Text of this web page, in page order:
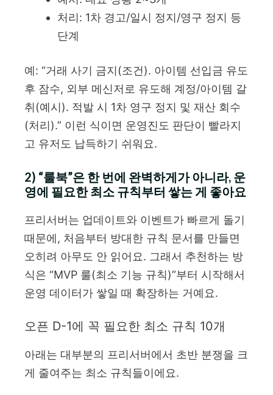
처리: 1차 경고/일시 정지/영구 정지 등
단계
예: “거래 사기 금지(조건). 아이템 선입금 유도
후 잠수, 외부 메신저로 유도해 계정/아이템 갈
취(예시). 적발 시 1차 영구 정지 및 재산 회수
(처리).” 이런 식이면 운영진도 판단이 빨라지
고 유저도 납득하기 쉬워요.
2) “룰북”은 한 번에 완벽하게가 아니라, 운
영에 필요한 최소 규칙부터 쌓는 게 좋아요
프리서버는 업데이트와 이벤트가 빠르게 돌기
때문에, 처음부터 방대한 규칙 문서를 만들면
오히려 아무도 안 읽어요. 그래서 추천하는 방
식은 “MVP 룰(최소 기능 규칙)”부터 시작해서
운영 데이터가 쌓일 때 확장하는 거예요.
오픈 D-1에 꼭 필요한 최소 규칙 10개
아래는 대부분의 프리서버에서 초반 분쟁을 크
게 줄여주는 최소 규칙들이에요.